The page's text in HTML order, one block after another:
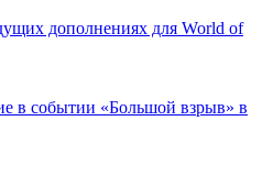
дополнениях для World of
в событии «Большой взрыв» в